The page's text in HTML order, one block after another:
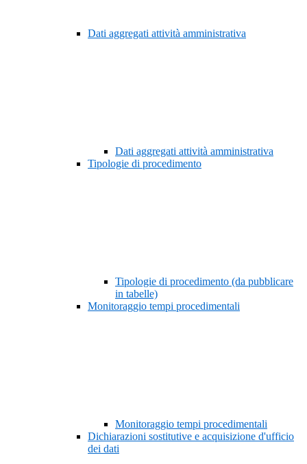
Dati aggregati attività amministrativa
Dati aggregati attività amministrativa
Tipologie di procedimento
Tipologie di procedimento (da pubblicare
in tabelle)
Monitoraggio tempi procedimentali
Monitoraggio tempi procedimentali
Dichiarazioni sostitutive e acquisizione d'ufficio
dei dati